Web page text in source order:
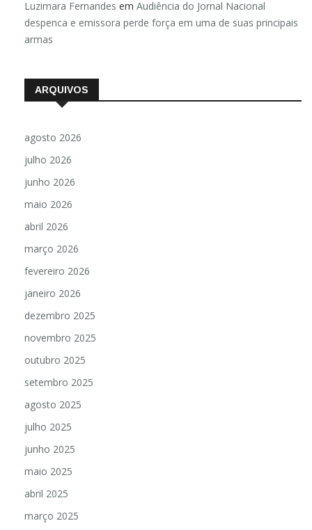
Luzimara Fernandes em Audiência do Jornal Nacional
despenca e emissora perde força em uma de suas principais
armas
ARQUIVOS
agosto 2026
julho 2026
junho 2026
maio 2026
abril 2026
março 2026
fevereiro 2026
janeiro 2026
dezembro 2025
novembro 2025
outubro 2025
setembro 2025
agosto 2025
julho 2025
junho 2025
maio 2025
abril 2025
março 2025